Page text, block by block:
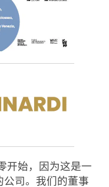
开始，因为这是一
司。我们的董事